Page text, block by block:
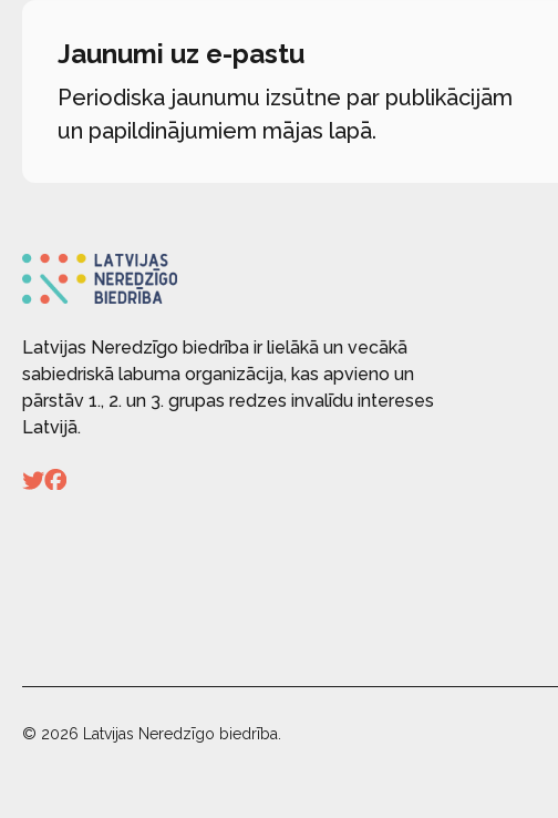
Jaunumi uz e-pastu
Periodiska jaunumu izsūtne par publikācijām
un papildinājumiem mājas lapā.
Latvijas Neredzīgo biedrība ir lielākā un vecākā
sabiedriskā labuma organizācija, kas apvieno un
pārstāv 1., 2. un 3. grupas redzes invalīdu intereses
Latvijā.
© 2026 Latvijas Neredzīgo biedrība.